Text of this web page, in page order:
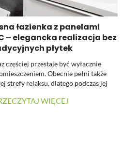
łazienka z panelami
– elegancka realizacja bez
płytek
częściej przestaje być wyłącznie
Obecnie pełni także
strefy relaksu, dlatego podczas jej
łatwość utrzymania powierzchni w
WIĘCEJ